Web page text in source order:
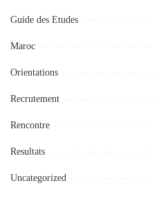
Guide des Etudes
Maroc
Orientations
Recrutement
Rencontre
Resultats
Uncategorized